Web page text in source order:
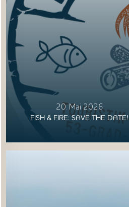
20. Mai 2026
FISH & FIRE: SAVE THE DATE!